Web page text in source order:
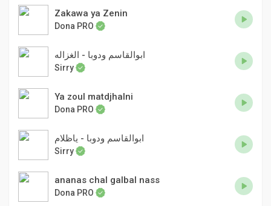
Zakawa ya Zenin
Dona PRO
ابوالقاسم ودوبا - الغزاله
Sirry
Ya zoul matdjhalni
Dona PRO
ابوالقاسم ودوبا - ياظلام
Sirry
ananas chal galbal nass
Dona PRO